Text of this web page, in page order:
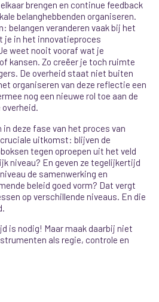
brengen en continue feedback
belanghebbenden organiseren.
belangen veranderen vaak bij het
je in het innovatieproces
weet nooit vooraf wat je
kansen. Zo creëer je toch ruimte
De overheid staat niet buiten
organiseren van deze reflectie een
nog een nieuwe rol toe aan de
overheid.
deze fase van het proces van
uitkomst: blijven de
tegen oproepen uit het veld
niveau? En geven ze tegelijkertijd
de samenwerking en
beleid goed vorm? Dat vergt
op verschillende niveaus. En die
is nodig! Maar maak daarbij niet
als regie, controle en